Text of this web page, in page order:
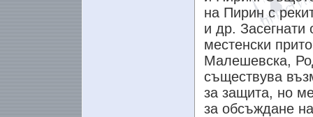
на Пирин с
и др. Засегнати
местенски
Малешевска,
съществува
за защита, но
за обсъждане